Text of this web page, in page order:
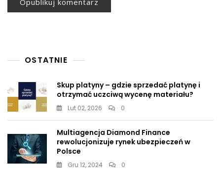
OSTATNIE
Skup platyny – gdzie sprzedać platynę i
otrzymać uczciwą wycenę materiału?
Lut 02, 2026 0
Multiagencja Diamond Finance
rewolucjonizuje rynek ubezpieczeń w
Polsce
Gru 12, 2024 0